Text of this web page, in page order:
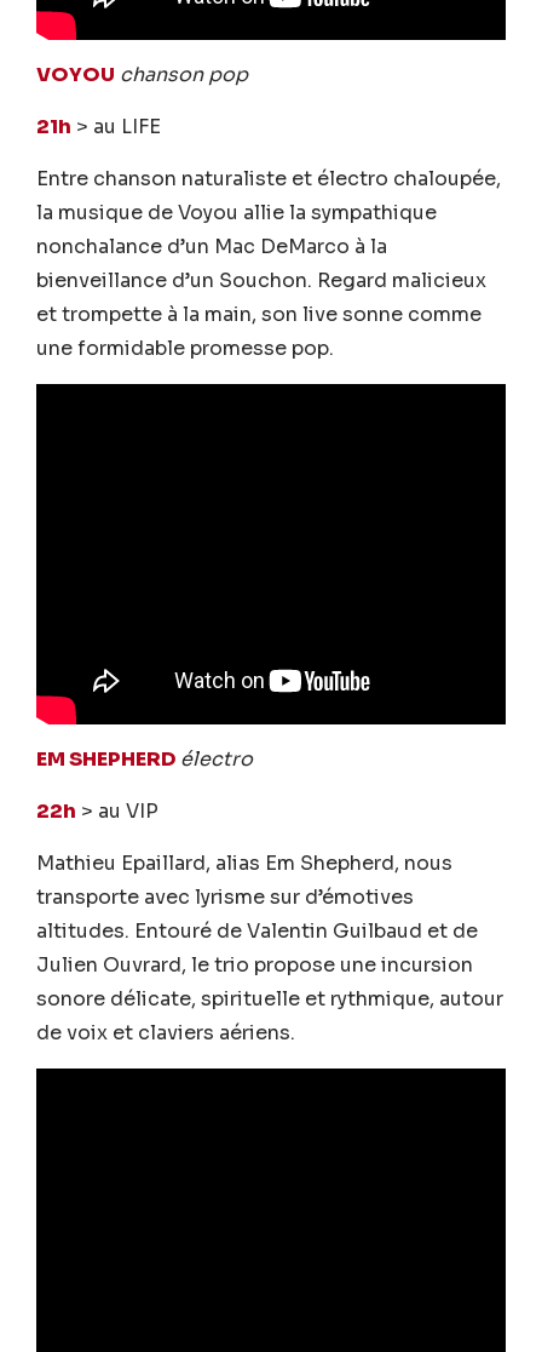
VOYOU chanson pop
21h > au LIFE
Entre chanson naturaliste et électro chaloupée,
la musique de Voyou allie la sympathique
nonchalance d’un Mac DeMarco à la
bienveillance d’un Souchon. Regard malicieux
et trompette à la main, son live sonne comme
une formidable promesse pop.
EM SHEPHERD électro
22h > au VIP
Mathieu Epaillard, alias Em Shepherd, nous
transporte avec lyrisme sur d’émotives
altitudes. Entouré de Valentin Guilbaud et de
Julien Ouvrard, le trio propose une incursion
sonore délicate, spirituelle et rythmique, autour
de voix et claviers aériens.